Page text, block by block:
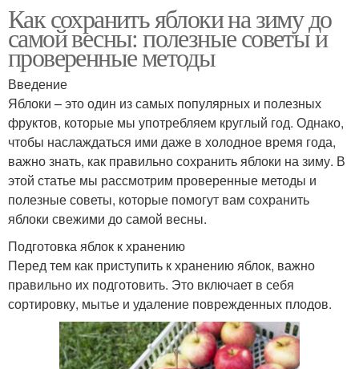
Как сохранить яблоки на зиму до
самой весны: полезные советы и
проверенные методы
Введение
Яблоки – это один из самых популярных и полезных
фруктов, которые мы употребляем круглый год. Однако,
чтобы наслаждаться ими даже в холодное время года,
важно знать, как правильно сохранить яблоки на зиму. В
этой статье мы рассмотрим проверенные методы и
полезные советы, которые помогут вам сохранить
яблоки свежими до самой весны.
Подготовка яблок к хранению
Перед тем как приступить к хранению яблок, важно
правильно их подготовить. Это включает в себя
сортировку, мытье и удаление поврежденных плодов.